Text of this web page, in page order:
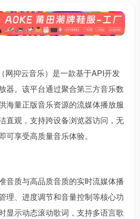
网抑云音乐）是一款基于API开发
器。该平台通过聚合第三方音乐数
海量正版音乐资源的流媒体播放服
直观，支持跨设备浏览器访问，无
可享受高质量音乐体验。
音质与高品质音质的实时流媒体播
理、进度调节和音量控制等核心功
显示动态滚动歌词，支持多语言歌